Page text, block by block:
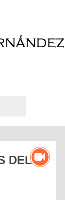
DEL